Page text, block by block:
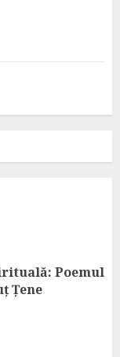
Poemul
Țene